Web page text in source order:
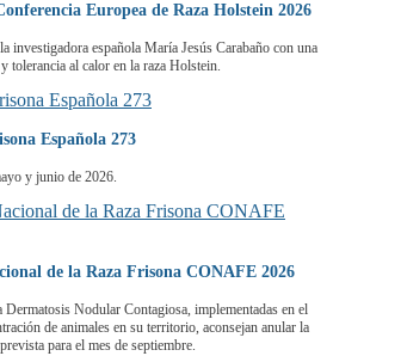
Europea de Raza Holstein 2026
investigadora española María Jesús Carabaño con una
tolerancia al calor en la raza Holstein.
Española 273
Española 273
y junio de 2026.
de la Raza Frisona CONAFE
de la Raza Frisona CONAFE 2026
Nodular Contagiosa, implementadas en el
de animales en su territorio, aconsejan anular la
para el mes de septiembre.